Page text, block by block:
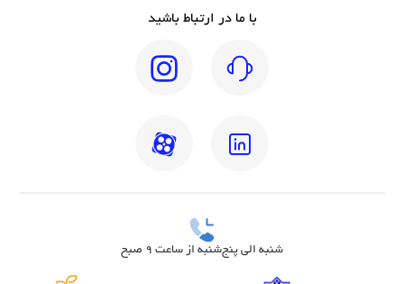
با ما در ارتباط باشید
شنبه الی پنج‌شنبه از ساعت 9 صبح